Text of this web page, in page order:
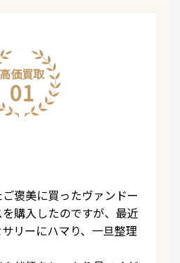
高価買取
01
褒美に買ったヴァンドー
購入したのですが、最近
リーにハマり、一旦整理